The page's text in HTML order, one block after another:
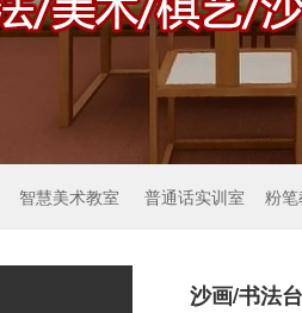
智慧美术教室 普通话实训室 粉
沙画/书法